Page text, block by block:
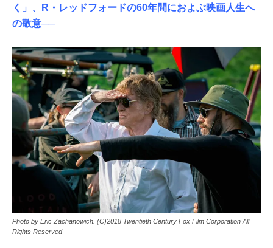
く」、R・レッドフォードの60年間におよぶ映画人生へ
の敬意──
Photo by Eric Zachanowich. (C)2018 Twentieth Century Fox Film Corporation All
Rights Reserved